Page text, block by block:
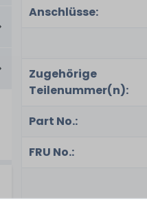
Anschlüsse:
Zugehörige
Teilenummer(n):
Part No.:
FRU No.: